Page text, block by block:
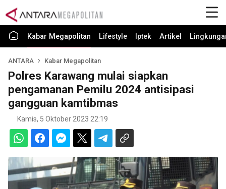
Kabar Megapolitan Lifestyle Iptek Artikel
ANTARA Kabar Megapolitan
Polres Karawang mulai siapkan
pengamanan Pemilu 2024 antisipasi
gangguan kamtibmas
Kamis, 5 Oktober 2023 22:19